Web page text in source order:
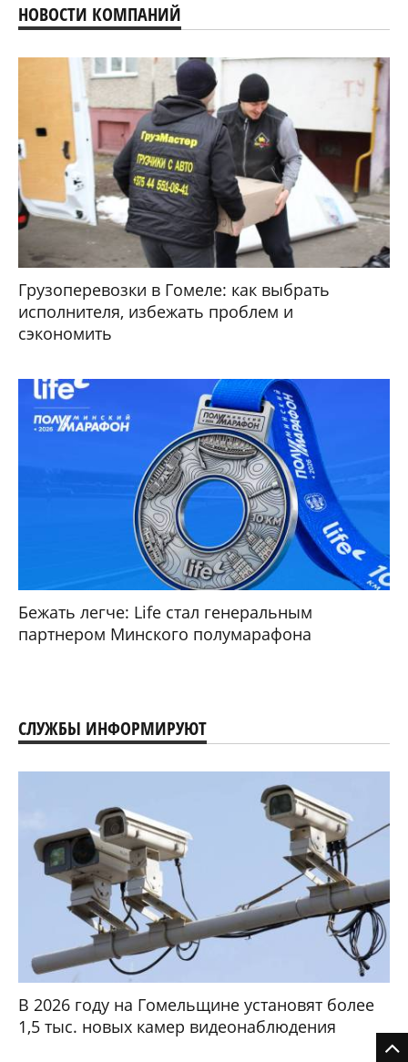
НОВОСТИ КОМПАНИЙ
Грузоперевозки в Гомеле: как выбрать
исполнителя, избежать проблем и
сэкономить
Бежать легче: Life стал генеральным
партнером Минского полумарафона
СЛУЖБЫ ИНФОРМИРУЮТ
В 2026 году на Гомельщине установят более
1,5 тыс. новых камер видеонаблюдения